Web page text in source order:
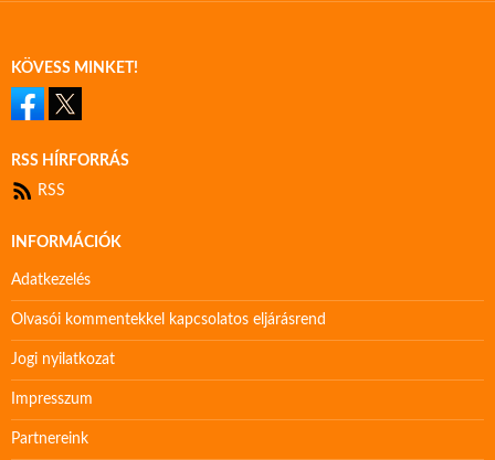
KÖVESS MINKET!
RSS HÍRFORRÁS
RSS
INFORMÁCIÓK
Adatkezelés
Olvasói kommentekkel kapcsolatos eljárásrend
Jogi nyilatkozat
Impresszum
Partnereink